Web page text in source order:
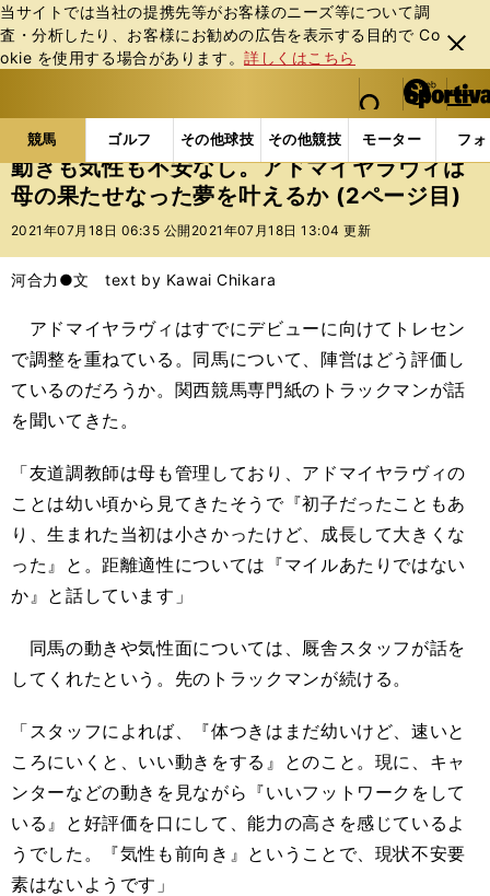
当サイトでは当社の提携先等がお客様のニーズ等について調
査・分析したり、お客様にお勧めの広告を表⽰する⽬的で Co
okie を使⽤する場合があります。詳しくはこちら
閉じ
る
web Sportiva (webスポルティーバ)
検索
マイペ
ー
ジ
メニュ
競馬 ゴルフ その他球技 その他競技 モーター フ
b
ス
ポ
ル
バ
競馬の記事一覧 競馬 動きも気性も不安なし。アド
動きも気性も不安なし。アドマイヤラヴィは
母の果たせなった夢を叶えるか (2ページ目)
2021年07月18日 06:35 公開 2021年07月18日 13:04 更新
河合力●文 text by Kawai Chikara
アドマイヤラヴィはすでにデビューに向けてトレセン
で調整を重ねている。同馬について、陣営はどう評価し
ているのだろうか。関西競馬専門紙のトラックマンが話
を聞いてきた。
「友道調教師は母も管理しており、アドマイヤラヴィの
ことは幼い頃から見てきたそうで『初子だったこともあ
り、生まれた当初は小さかったけど、成長して大きくな
った』と。距離適性については『マイルあたりではない
か』と話しています」
同馬の動きや気性面については、厩舎スタッフが話を
してくれたという。先のトラックマンが続ける。
「スタッフによれば、『体つきはまだ幼いけど、速いと
ころにいくと、いい動きをする』とのこと。現に、キャ
ンターなどの動きを見ながら『いいフットワークをして
いる』と好評価を口にして、能力の高さを感じているよ
うでした。『気性も前向き』ということで、現状不安要
素はないようです」